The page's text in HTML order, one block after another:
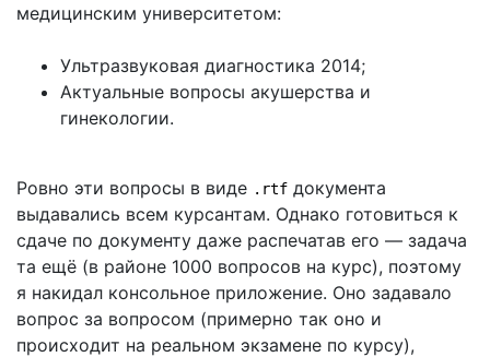
медицинским университетом:
Ультразвуковая диагностика 2014;
Актуальные вопросы акушерства и
гинекологии.
Ровно эти вопросы в виде .rtf документа
выдавались всем курсантам. Однако готовиться к
сдаче по документу даже распечатав его — задача
та ещё (в районе 1000 вопросов на курс), поэтому
я накидал консольное приложение. Оно задавало
вопрос за вопросом (примерно так оно и
происходит на реальном экзамене по курсу),